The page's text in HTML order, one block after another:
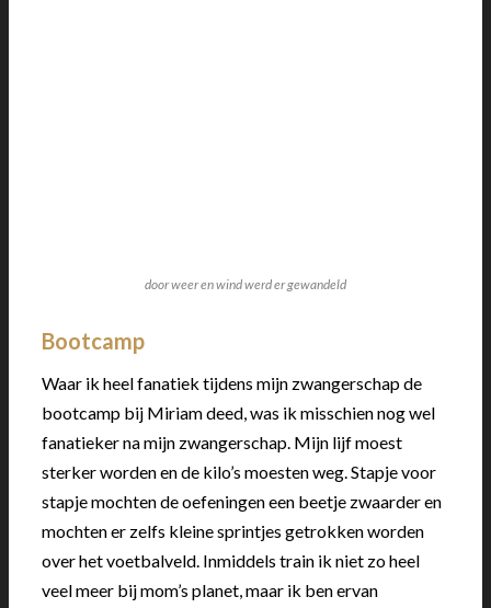
door weer en wind werd er gewandeld
Bootcamp
Waar ik heel fanatiek tijdens mijn zwangerschap de
bootcamp bij Miriam deed, was ik misschien nog wel
fanatieker na mijn zwangerschap. Mijn lijf moest
sterker worden en de kilo’s moesten weg. Stapje voor
stapje mochten de oefeningen een beetje zwaarder en
mochten er zelfs kleine sprintjes getrokken worden
over het voetbalveld. Inmiddels train ik niet zo heel
veel meer bij mom’s planet, maar ik ben ervan